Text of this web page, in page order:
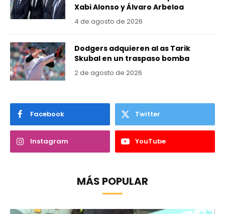
Xabi Alonso y Álvaro Arbeloa
4 de agosto de 2026
Dodgers adquieren al as Tarik
Skubal en un traspaso bomba
2 de agosto de 2026
Facebook Twitter
Instagram YouTube
MÁS POPULAR